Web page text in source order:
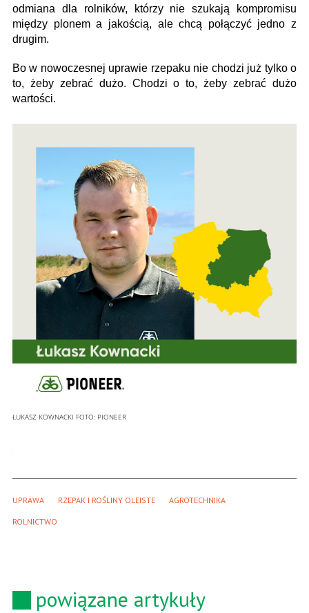
odmiana dla rolników, którzy nie szukają kompromisu
między plonem a jakością, ale chcą połączyć jedno z
drugim.
Bo w nowoczesnej uprawie rzepaku nie chodzi już tylko o
to, żeby zebrać dużo. Chodzi o to, żeby zebrać dużo
wartości.
ŁUKASZ KOWNACKI FOTO: PIONEER
UPRAWA RZEPAK I ROŚLINY OLEISTE AGROTECHNIKA
ROLNICTWO
powiązane artykuły